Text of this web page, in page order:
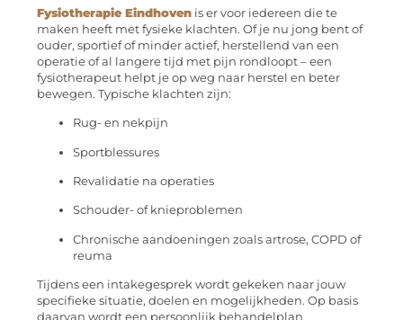
Fysiotherapie Eindhoven is er voor iedereen die te
maken heeft met fysieke klachten. Of je nu jong bent of
ouder, sportief of minder actief, herstellend van een
operatie of al langere tijd met pijn rondloopt – een
fysiotherapeut helpt je op weg naar herstel en beter
bewegen. Typische klachten zijn:
Rug- en nekpijn
Sportblessures
Revalidatie na operaties
Schouder- of knieproblemen
Chronische aandoeningen zoals artrose, COPD of
reuma
Tijdens een intakegesprek wordt gekeken naar jouw
specifieke situatie, doelen en mogelijkheden. Op basis
daarvan wordt een persoonlijk behandelplan